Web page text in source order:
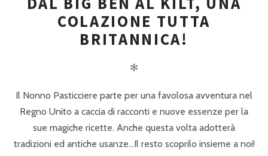
COLAZIONE TUTTA
BRITANNICA!
✻
Il Nonno Pasticciere parte per una favolosa avventura nel
Regno Unito a caccia di racconti e nuove essenze per la
sue magiche ricette. Anche questa volta adotterà
tradizioni ed antiche usanze…Il resto scoprilo insieme a noi!